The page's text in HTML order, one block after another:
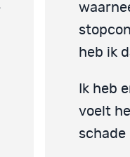
heb ik
Ik heb
voelt
schade